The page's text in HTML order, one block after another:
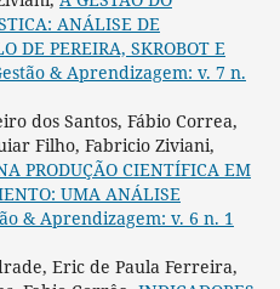
ANÁLISE DE
DE PEREIRA, SKROBOT E
& Aprendizagem: v. 7 n.
dos Santos, Fábio Correa,
Filho, Fabricio Ziviani,
PRODUÇÃO CIENTÍFICA EM
UMA ANÁLISE
& Aprendizagem: v. 6 n. 1
Eric de Paula Ferreira,